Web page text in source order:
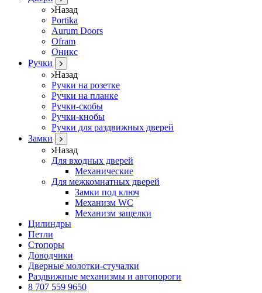
Назад
Portika
Aurum Doors
Ofram
Оникс
Ручки
Назад
Ручки на розетке
Ручки на планке
Ручки-скобы
Ручки-кнобы
Ручки для раздвижных дверей
Замки
Назад
Для входных дверей
Механические
Для межкомнатных дверей
Замки под ключ
Механизм WC
Механизм защелки
Цилиндры
Петли
Стопоры
Доводчики
Дверные молотки-стучалки
Раздвижные механизмы и автопороги
8 707 559 9650